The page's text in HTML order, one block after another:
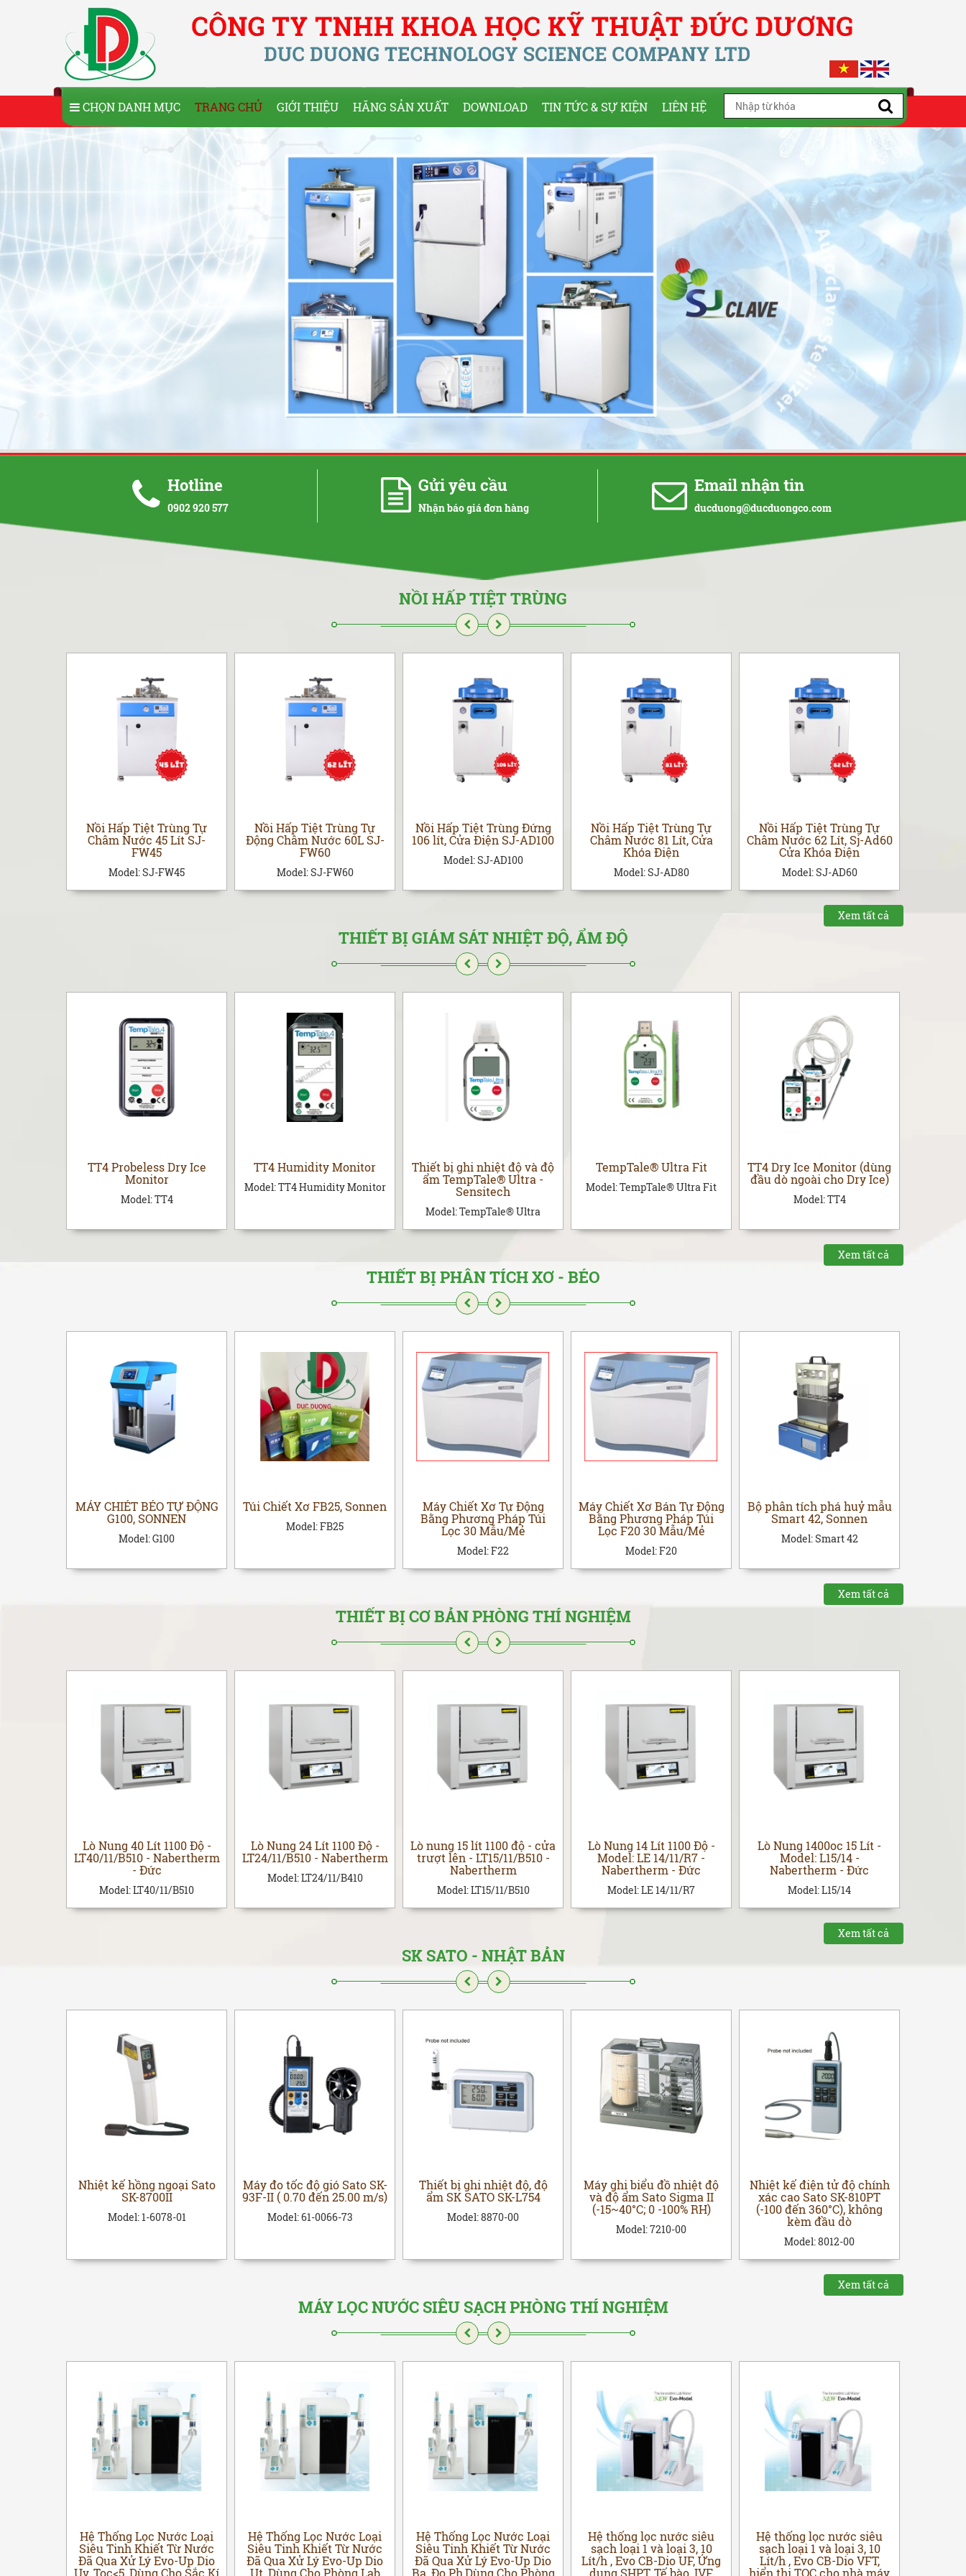
CHỌN DANH MỤC TRANG CHỦ GIỚI THIỆU HÃNG SẢN XUẤT DOWNLOAD TIN TỨC & SỰ KIỆN LIÊN HỆ
Hotline
0902 920 577
Gửi yêu cầu
Nhận báo giá đơn hàng
Email nhận tin
ducduong@ducduongco.com
NỒI HẤP TIỆT TRÙNG
Nồi Hấp Tiệt Trùng Tự
Châm Nước 45 Lít SJ-
FW45
Model:SJ-FW45
Nồi Hấp Tiệt Trùng Tự
Động Châm Nước 60L SJ-
FW60
Model:SJ-FW60
Nồi Hấp Tiệt Trùng Đứng
106 lít, Cửa Điện SJ-AD100
Model:SJ-AD100
Nồi Hấp Tiệt Trùng Tự
Châm Nước 81 Lít, Cửa
Khóa Điện
Model:SJ-AD80
Nồi Hấp Tiệt Trùng Tự
Châm Nước 62 Lít, Sj-Ad60
Cửa Khóa Điện
Model:SJ-AD60
Xem tất cả
THIẾT BỊ GIÁM SÁT NHIỆT ĐỘ, ẨM ĐỘ
TT4 Probeless Dry Ice
Monitor
Model:TT4
TT4 Humidity Monitor
Model:TT4 Humidity Monitor
Thiết bị ghi nhiệt độ và độ
ẩm TempTale® Ultra -
Sensitech
Model:TempTale® Ultra
TempTale® Ultra Fit
Model:TempTale® Ultra Fit
TT4 Dry Ice Monitor (dùng
đầu dò ngoài cho Dry Ice)
Model:TT4
Xem tất cả
THIẾT BỊ PHÂN TÍCH XƠ - BÉO
MÁY CHIÉT BÉO TỰ ĐỘNG
G100, SONNEN
Model:G100
Túi Chiết Xơ FB25, Sonnen
Model:FB25
Máy Chiết Xơ Tự Động
Bằng Phương Pháp Túi
Lọc 30 Mẫu/Mẻ
Model:F22
Máy Chiết Xơ Bán Tự Động
Bằng Phương Pháp Túi
Lọc F20 30 Mẫu/Mẻ
Model:F20
Bộ phân tích phá huỷ mẫu
Smart 42, Sonnen
Model:Smart 42
Xem tất cả
THIẾT BỊ CƠ BẢN PHÒNG THÍ NGHIỆM
Lò Nung 40 Lít 1100 Độ -
LT40/11/B510 - Nabertherm
- Đức
Model:LT40/11/B510
Lò Nung 24 Lít 1100 Độ -
LT24/11/B510 - Nabertherm
Model:LT24/11/B410
Lò nung 15 lít 1100 độ - cửa
trượt lên - LT15/11/B510 -
Nabertherm
Model:LT15/11/B510
Lò Nung 14 Lít 1100 Độ -
Model: LE 14/11/R7 -
Nabertherm - Đức
Model:LE 14/11/R7
Lò Nung 1400oc 15 Lít -
Model: L15/14 -
Nabertherm - Đức
Model:L15/14
Xem tất cả
SK SATO - NHẬT BẢN
Nhiệt kế hồng ngoại Sato
SK-8700II
Model:1-6078-01
Máy đo tốc độ gió Sato SK-
93F-II ( 0.70 đến 25.00 m/s)
Model:61-0066-73
Thiết bị ghi nhiệt độ, độ
ẩm SK SATO SK-L754
Model:8870-00
Máy ghi biểu đồ nhiệt độ
và độ ẩm Sato Sigma II
(-15~40°C; 0 -100% RH)
Model:7210-00
Nhiệt kế điện tử độ chính
xác cao Sato SK-810PT
(-100 đến 360°C), không
kèm đầu dò
Model:8012-00
Xem tất cả
MÁY LỌC NƯỚC SIÊU SẠCH PHÒNG THÍ NGHIỆM
Hệ Thống Lọc Nước Loại
Siêu Tinh Khiết Từ Nước
Đã Qua Xử Lý Evo-Up Dio
Uv, Toc<5, Dùng Cho Sắc Kí
Hệ Thống Lọc Nước Loại
Siêu Tinh Khiết Từ Nước
Đã Qua Xử Lý Evo-Up Dio
Ut, Dùng Cho Phòng Lab
Hệ Thống Lọc Nước Loại
Siêu Tinh Khiết Từ Nước
Đã Qua Xử Lý Evo-Up Dio
Ba, Đo Ph,Dùng Cho Phòng
Hệ thống lọc nước siêu
sạch loại 1 và loại 3, 10
Lít/h , Evo CB-Dio UF, Ứng
dụng SHPT, Tế bào, IVF
Hệ thống lọc nước siêu
sạch loại 1 và loại 3, 10
Lít/h , Evo CB-Dio VFT,
hiển thị TOC cho nhà máy